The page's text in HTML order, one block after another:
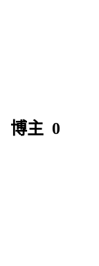
博主 0